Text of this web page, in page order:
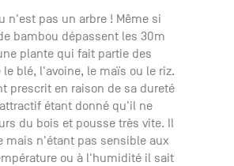
n'est pas un arbre ! Même si
bambou dépassent les 30m
plante qui fait partie des
blé, l'avoine, le maïs ou le riz.
prescrit en raison de sa dureté
étant donné qu'il ne
du bois et pousse très vite. Il
mais n'étant pas sensible aux
ou à l'humidité il sait